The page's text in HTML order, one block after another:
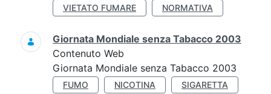
VIETATO FUMARE
NORMATIVA
Giornata Mondiale senza Tabacco 2003
Contenuto Web
Giornata Mondiale senza Tabacco 2003
FUMO NICOTINA SIGARETTA